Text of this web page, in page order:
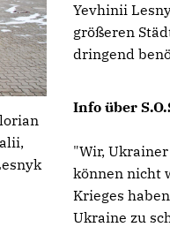
Yevhinii
größeren
dringend
Info über
"Wir,
können nicht
Krieges
Ukraine zu